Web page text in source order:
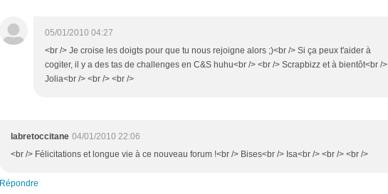
05/01/2010 04:27
<br /> Je croise les doigts pour que tu nous rejoigne alors ;)<br /> Si ça peux t'aider à
cogiter, il y a des tas de challenges en C&S huhu<br /> <br /> Scrapbizz et à bientôt<br />
Jolia<br /> <br /> <br />
labretoccitane 04/01/2010 22:06
<br /> Félicitations et longue vie à ce nouveau forum !<br /> Bises<br /> Isa<br /> <br /> <br />
Répondre